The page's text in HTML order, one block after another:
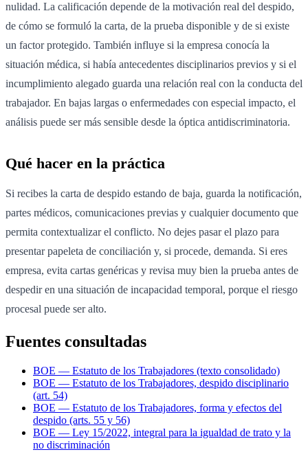
nulidad. La calificación depende de la motivación real del despido,
de cómo se formuló la carta, de la prueba disponible y de si existe
un factor protegido. También influye si la empresa conocía la
situación médica, si había antecedentes disciplinarios previos y si el
incumplimiento alegado guarda una relación real con la conducta del
trabajador. En bajas largas o enfermedades con especial impacto, el
análisis puede ser más sensible desde la óptica antidiscriminatoria.
Qué hacer en la práctica
Si recibes la carta de despido estando de baja, guarda la notificación,
partes médicos, comunicaciones previas y cualquier documento que
permita contextualizar el conflicto. No dejes pasar el plazo para
presentar papeleta de conciliación y, si procede, demanda. Si eres
empresa, evita cartas genéricas y revisa muy bien la prueba antes de
despedir en una situación de incapacidad temporal, porque el riesgo
procesal puede ser alto.
Fuentes consultadas
BOE — Estatuto de los Trabajadores (texto consolidado)
BOE — Estatuto de los Trabajadores, despido disciplinario
(art. 54)
BOE — Estatuto de los Trabajadores, forma y efectos del
despido (arts. 55 y 56)
BOE — Ley 15/2022, integral para la igualdad de trato y la
no discriminación